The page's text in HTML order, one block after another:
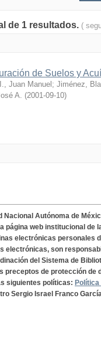
de 1 resultados. (
de Suelos y
Juan Manuel ; Jiménez,
A. (2001-09-10)
Nacional Autónoma de
página web institucional
electrónicas personales
electrónicas, son
del Sistema de
preceptos de protección de
siguientes políticas: Política
Sergio Israel Franco